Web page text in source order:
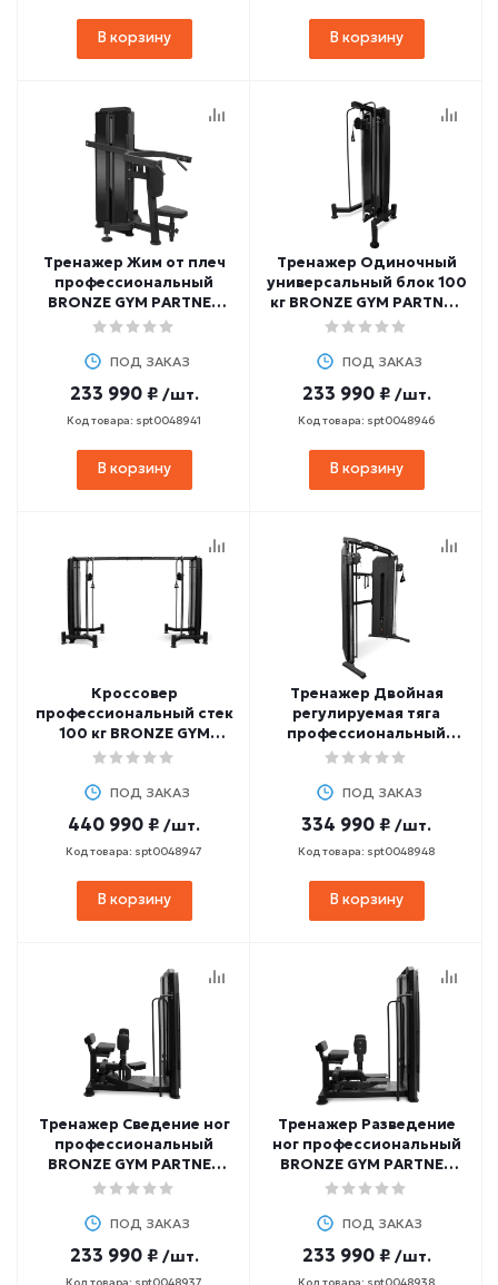
В корзину В корзину
Тренажер Жим от плеч
профессиональный
BRONZE GYM PARTNER
ML-809
ПОД ЗАКАЗ
233 990 ₽ /шт.
Код товара: spt0048941
В корзину
Тренажер Одиночный
универсальный блок 100
кг BRONZE GYM PARTNER
ML-819
ПОД ЗАКАЗ
233 990 ₽ /шт.
Код товара: spt0048946
В корзину
Кроссовер
профессиональный стек
100 кг BRONZE GYM
PARTNER ML-820
ПОД ЗАКАЗ
440 990 ₽ /шт.
Код товара: spt0048947
В корзину
Тренажер Двойная
регулируемая тяга
профессиональный
BRONZE GYM PARTNER
ПОД ЗАКАЗ
334 990 ₽ /шт.
Код товара: spt0048948
В корзину
Тренажер Сведение ног
профессиональный
BRONZE GYM PARTNER
ML-804
ПОД ЗАКАЗ
233 990 ₽ /шт.
Тренажер Разведение
ног профессиональный
BRONZE GYM PARTNER
ML-805
ПОД ЗАКАЗ
233 990 ₽ /шт.